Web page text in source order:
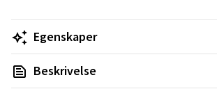
Egenskaper
Beskrivelse